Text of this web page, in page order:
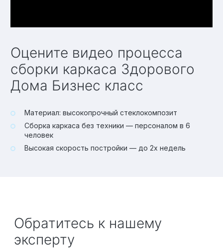
Оцените видео процесса
сборки каркаса Здорового
Дома Бизнес класс
Материал: высокопрочный стеклокомпозит
Сборка каркаса без техники — персоналом в 6
человек
Высокая скорость постройки — до 2х недель
Обратитесь к нашему
эксперту